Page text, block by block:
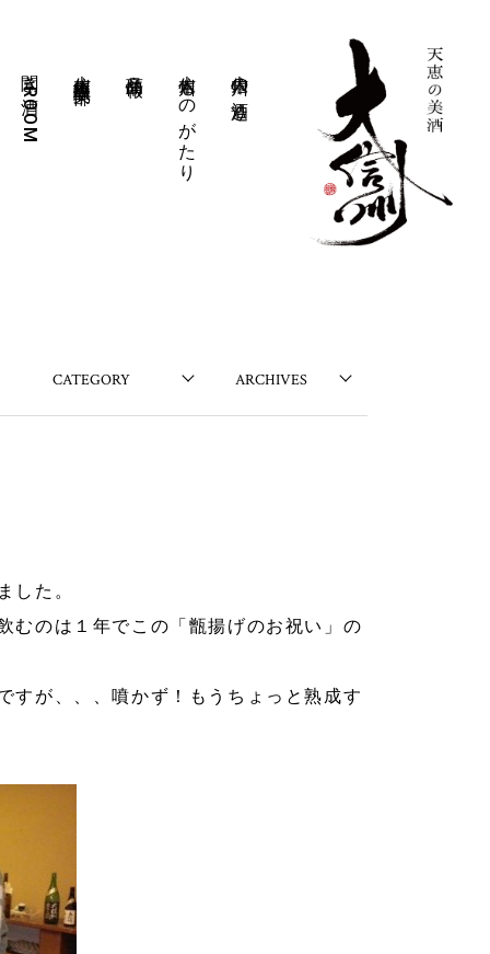
大信州の酒造り
大信州ものがたり
聞き酒ROOM
した。
むのは１年でこの「甑揚げのお祝い」の
すが、、、噴かず！もうちょっと熟成す